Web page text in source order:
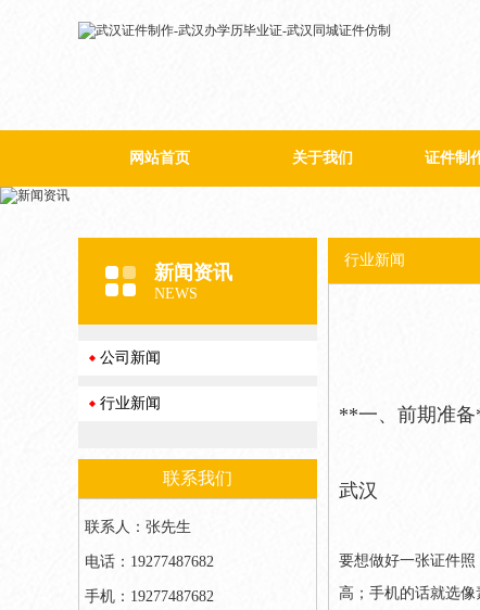
网站首页 关于我们 证件制
新闻资讯
NEWS
公司新闻
行业新闻
联系我们
联系人：张先生
电话：19277487682
手机：19277487682
行业新闻
**一、前期准
武汉
要想做好一张证件
高；手机的话就选像